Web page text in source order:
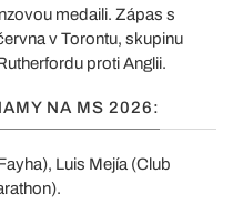
medaili. Zápas s
v Torontu, skupinu
proti Anglii.
NA MS 2026:
Luis Mejía (Club